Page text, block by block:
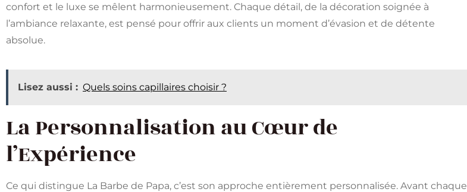
confort et le luxe se mêlent harmonieusement. Chaque détail, de la décoration soignée à
l’ambiance relaxante, est pensé pour offrir aux clients un moment d’évasion et de détente
absolue.
Lisez aussi : Quels soins capillaires choisir ?
La Personnalisation au Cœur de
l’Expérience
Ce qui distingue La Barbe de Papa, c’est son approche entièrement personnalisée. Avant chaque